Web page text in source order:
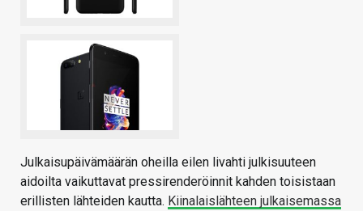
Julkaisupäivämäärän oheilla eilen livahti julkisuuteen
aidoilta vaikuttavat pressirenderöinnit kahden toisistaan
erillisten lähteiden kautta. Kiinalaislähteen julkaisemassa